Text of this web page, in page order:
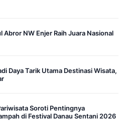
Abror NW Enjer Raih Juara Nasional
Daya Tarik Utama Destinasi Wisata,
Soroti Pentingnya
di Festival Danau Sentani 2026